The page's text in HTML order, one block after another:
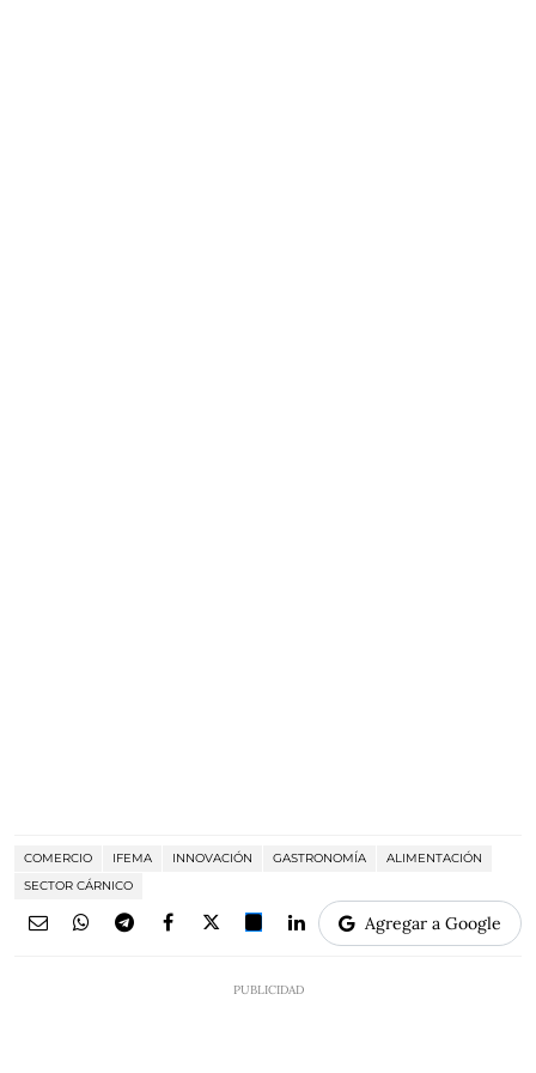
COMERCIO IFEMA INNOVACIÓN GASTRONOMÍA
ALIMENTACIÓN
SECTOR CÁRNICO
Agregar a Google